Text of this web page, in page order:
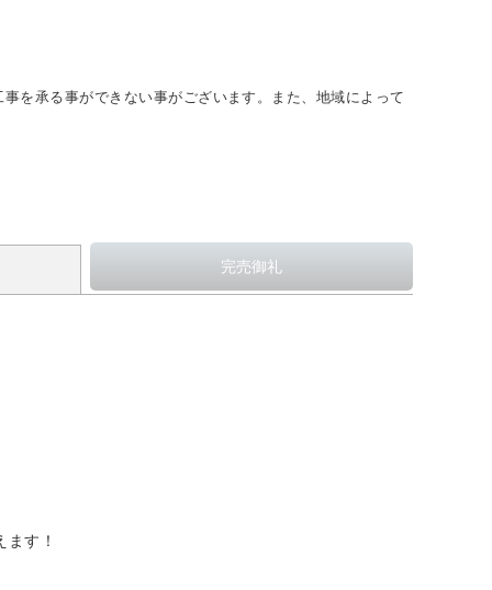
を承る事ができない事がございます。また、地域によって
す！